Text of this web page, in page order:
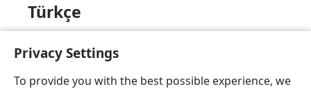
Privacy Settings
To provide you with the best possible experience, we
Türkçe